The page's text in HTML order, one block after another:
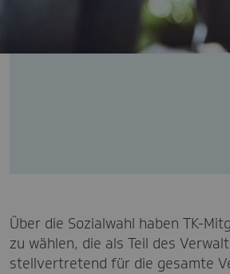
Über die Sozialwahl haben TK-
zu wählen, die als Teil des
stellvertretend für die gesamte